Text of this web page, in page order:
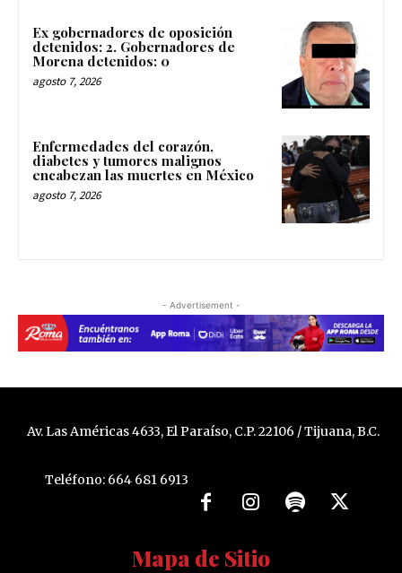
Ex gobernadores de oposición
detenidos: 2. Gobernadores de
Morena detenidos: 0
agosto 7, 2026
Enfermedades del corazón,
diabetes y tumores malignos
encabezan las muertes en México
agosto 7, 2026
- Advertisement -
Av. Las Américas 4633, El Paraíso, C.P. 22106 / Tijuana, B.C.
Teléfono: 664 681 6913
Mapa de Sitio